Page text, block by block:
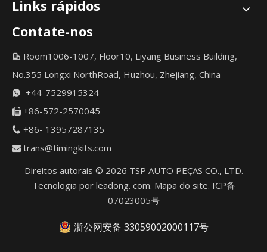
Links rápidos
Contate-nos
 Room1006-1007, Floor10, Liyang Business Building,
No.355 Longxi NorthRoad, Huzhou, Zhejiang, China
 +44-7529915324
 +86-572-2570045
 +86- 13957287135
 trans@timingkits.com
Direitos autorais © 2026 TSP AUTO PEÇAS CO., LTD.
Tecnologia por leadong. com. Mapa do site. ICP备
07023005号
浙公网安备 33059002000117号